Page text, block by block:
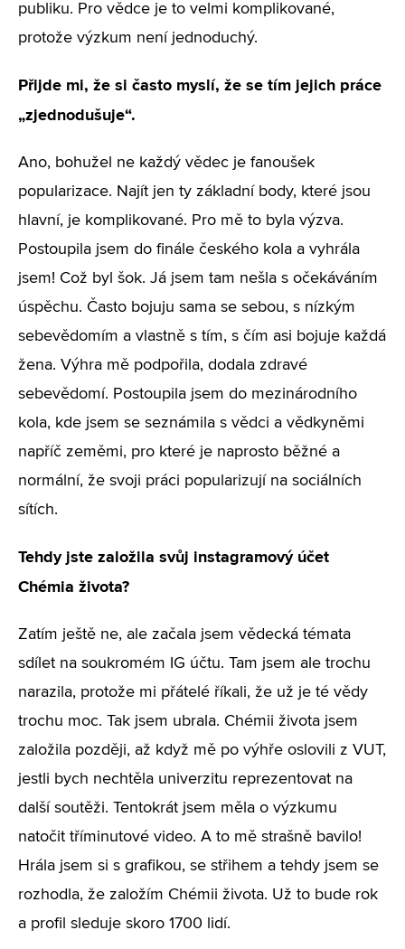
publiku. Pro vědce je to velmi komplikované,
protože výzkum není jednoduchý.
Přijde mi, že si často myslí, že se tím jejich práce
„zjednodušuje“.
Ano, bohužel ne každý vědec je fanoušek
popularizace. Najít jen ty základní body, které jsou
hlavní, je komplikované. Pro mě to byla výzva.
Postoupila jsem do finále českého kola a vyhrála
jsem! Což byl šok. Já jsem tam nešla s očekáváním
úspěchu. Často bojuju sama se sebou, s nízkým
sebevědomím a vlastně s tím, s čím asi bojuje každá
žena. Výhra mě podpořila, dodala zdravé
sebevědomí. Postoupila jsem do mezinárodního
kola, kde jsem se seznámila s vědci a vědkyněmi
napříč zeměmi, pro které je naprosto běžné a
normální, že svoji práci popularizují na sociálních
sítích.
Tehdy jste založila svůj instagramový účet
Chémia života?
Zatím ještě ne, ale začala jsem vědecká témata
sdílet na soukromém IG účtu. Tam jsem ale trochu
narazila, protože mi přátelé říkali, že už je té vědy
trochu moc. Tak jsem ubrala. Chémii života jsem
založila později, až když mě po výhře oslovili z VUT,
jestli bych nechtěla univerzitu reprezentovat na
další soutěži. Tentokrát jsem měla o výzkumu
natočit tříminutové video. A to mě strašně bavilo!
Hrála jsem si s grafikou, se střihem a tehdy jsem se
rozhodla, že založím Chémii života. Už to bude rok
a profil sleduje skoro 1700 lidí.